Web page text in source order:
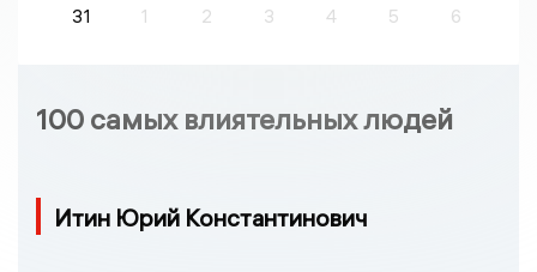
31 1 2 3 4 5 6
100 самых влиятельных людей
Итин Юрий Константинович